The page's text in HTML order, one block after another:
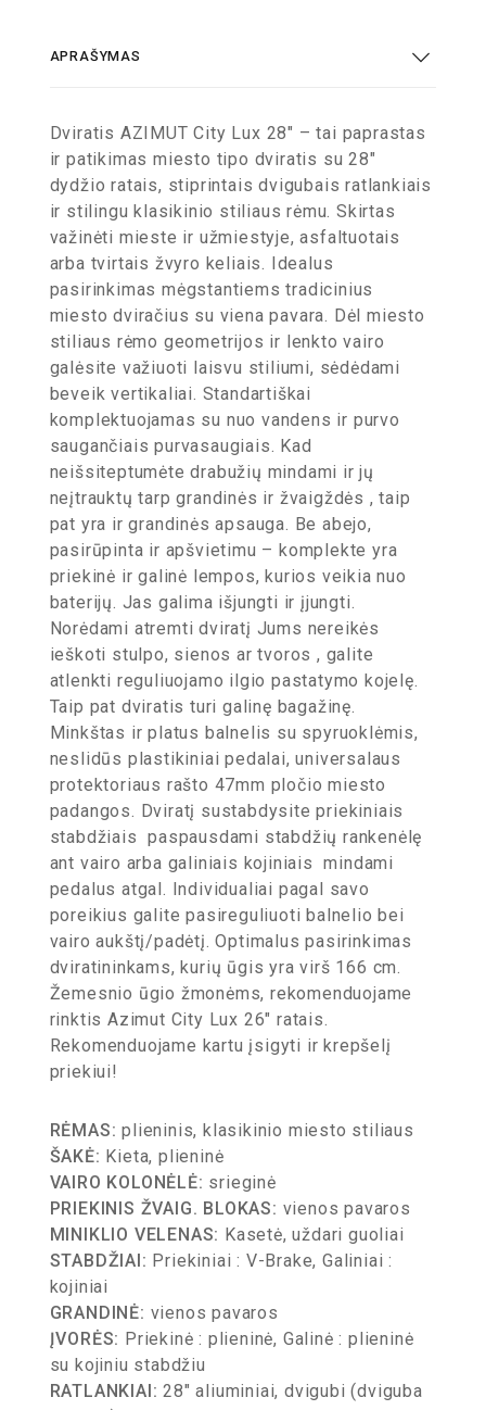
APRAŠYMAS
Dviratis AZIMUT City Lux 28″ – tai paprastas
ir patikimas miesto tipo dviratis su 28″
dydžio ratais, stiprintais dvigubais ratlankiais
ir stilingu klasikinio stiliaus rėmu. Skirtas
važinėti mieste ir užmiestyje, asfaltuotais
arba tvirtais žvyro keliais. Idealus
pasirinkimas mėgstantiems tradicinius
miesto dviračius su viena pavara. Dėl miesto
stiliaus rėmo geometrijos ir lenkto vairo
galėsite važiuoti laisvu stiliumi, sėdėdami
beveik vertikaliai. Standartiškai
komplektuojamas su nuo vandens ir purvo
saugančiais purvasaugiais. Kad
neišsiteptumėte drabužių mindami ir jų
neįtrauktų tarp grandinės ir žvaigždės , taip
pat yra ir grandinės apsauga. Be abejo,
pasirūpinta ir apšvietimu – komplekte yra
priekinė ir galinė lempos, kurios veikia nuo
baterijų. Jas galima išjungti ir įjungti.
Norėdami atremti dviratį Jums nereikės
ieškoti stulpo, sienos ar tvoros , galite
atlenkti reguliuojamo ilgio pastatymo kojelę.
Taip pat dviratis turi galinę bagažinę.
Minkštas ir platus balnelis su spyruoklėmis,
neslidūs plastikiniai pedalai, universalaus
protektoriaus rašto 47mm pločio miesto
padangos. Dviratį sustabdysite priekiniais
stabdžiais paspausdami stabdžių rankenėlę
ant vairo arba galiniais kojiniais mindami
pedalus atgal. Individualiai pagal savo
poreikius galite pasireguliuoti balnelio bei
vairo aukštį/padėtį. Optimalus pasirinkimas
dviratininkams, kurių ūgis yra virš 166 cm.
Žemesnio ūgio žmonėms, rekomenduojame
rinktis Azimut City Lux 26″ ratais.
Rekomenduojame kartu įsigyti ir krepšelį
priekiui!
RĖMAS: plieninis, klasikinio miesto stiliaus
ŠAKĖ: Kieta, plieninė
VAIRO KOLONĖLĖ: srieginė
PRIEKINIS ŽVAIG. BLOKAS: vienos pavaros
MINIKLIO VELENAS: Kasetė, uždari guoliai
STABDŽIAI: Priekiniai : V-Brake, Galiniai :
kojiniai
GRANDINĖ: vienos pavaros
ĮVORĖS: Priekinė : plieninė, Galinė : plieninė
su kojiniu stabdžiu
RATLANKIAI: 28″ aliuminiai, dvigubi (dviguba